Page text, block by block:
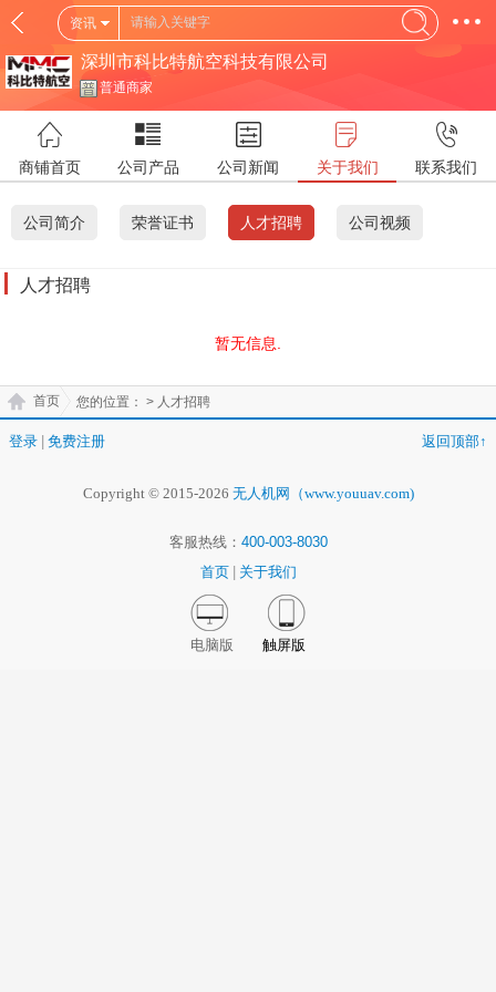
资讯
深圳市科比特航空科技有限公司
普通商家
商铺首页 公司产品 公司新闻 关于我们 联系我们
公司简介 荣誉证书 人才招聘 公司视频
人才招聘
暂无信息.
您的位置：
首页 > 人才招聘
登录 免费注册 返回顶部↑
Copyright © 2015-2026 无人机网（www.youuav.com)
客服热线： 400-003-8030
首页
关于我们
电脑版 触屏版